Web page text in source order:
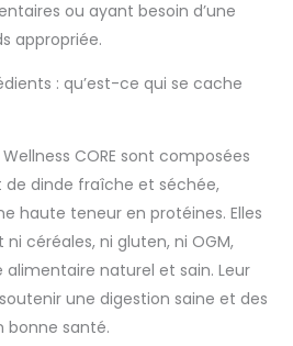
la dinde fraîche,
pour un repas
chaque bol !
Wellness CORE
Adult Low Fat est
facile à digérer
et contient des
fibres
prébiotiques et
des probiotiques,
ce qui permet à
votre ami à
ou ayant besoin d’une
appropriée.
: qu’est-ce qui se cache
CORE sont composées
dinde fraîche et séchée,
haute teneur en protéines. Elles
céréales, ni gluten, ni OGM,
alimentaire naturel et sain. Leur
une digestion saine et des
bonne santé.